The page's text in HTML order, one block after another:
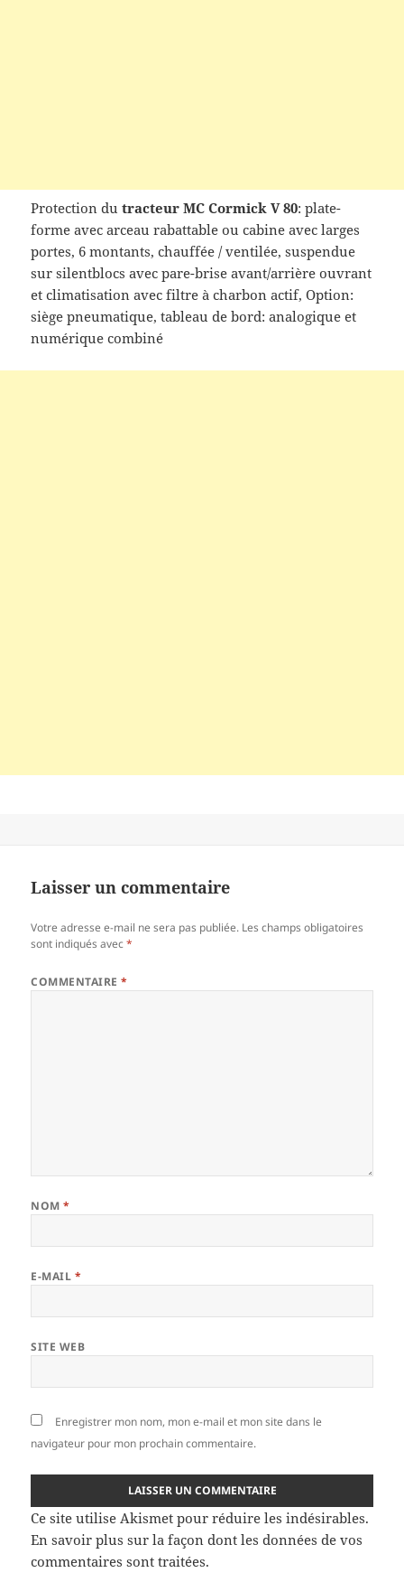
Protection du tracteur MC Cormick V 80: plate-
forme avec arceau rabattable ou cabine avec larges
portes, 6 montants, chauffée / ventilée, suspendue
sur silentblocs avec pare-brise avant/arrière ouvrant
et climatisation avec filtre à charbon actif, Option:
siège pneumatique, tableau de bord: analogique et
numérique combiné
Laisser un commentaire
Votre adresse e-mail ne sera pas publiée. Les champs obligatoires
sont indiqués avec*
COMMENTAIRE*
NOM*
E-MAIL *
SITE WEB
Enregistrer mon nom, mon e-mail et mon site dans le
navigateur pour mon prochain commentaire.
Ce site utilise Akismet pour réduire les indésirables.
En savoir plus sur la façon dont les données de vos
commentaires sont traitées.